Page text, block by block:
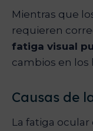
Mientras que
requieren
fatiga visual
cambios en los
Causas de
La fatiga